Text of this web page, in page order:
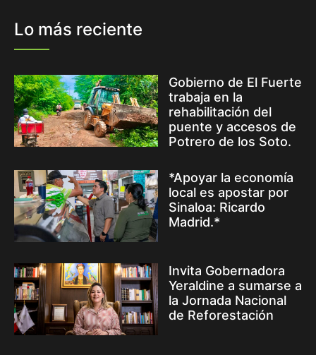
Lo más reciente
Gobierno de El Fuerte
trabaja en la
rehabilitación del
puente y accesos de
Potrero de los Soto.
*Apoyar la economía
local es apostar por
Sinaloa: Ricardo
Madrid.*
Invita Gobernadora
Yeraldine a sumarse a
la Jornada Nacional
de Reforestación